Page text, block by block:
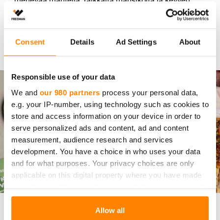
Consent Details Ad Settings About
Responsible use of your data
We and our 980 partners process your personal data,
e.g. your IP-number, using technology such as cookies to
store and access information on your device in order to
serve personalized ads and content, ad and content
measurement, audience research and services
development. You have a choice in who uses your data
and for what purposes. Your privacy choices are only
applicable on this digital property where you have made
any time from the Cookie Declaration or by clicking on
Allow all
rapeaa marenkia.
Resepti: Mansikka-mantelikakku
JAU­HE­LI­HA­PII­RAK­KA